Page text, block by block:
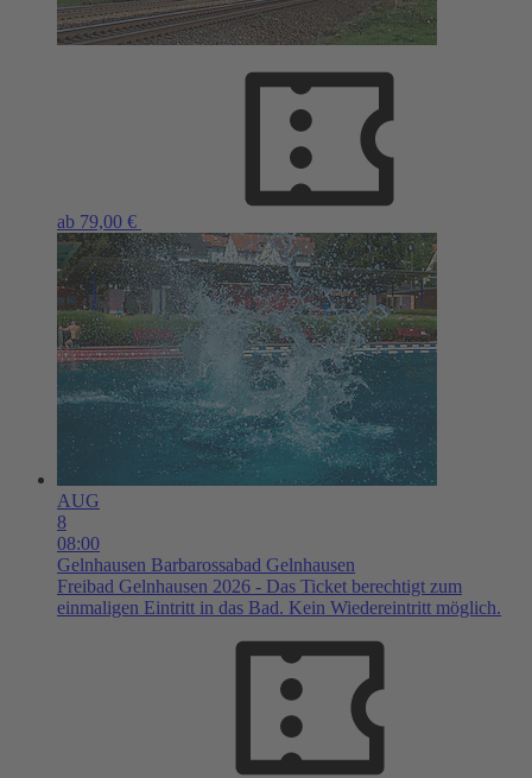
ab 79,00 €
AUG
8
08:00
Gelnhausen Barbarossabad Gelnhausen
Freibad Gelnhausen 2026 - Das Ticket berechtigt zum
einmaligen Eintritt in das Bad. Kein Wiedereintritt möglich.